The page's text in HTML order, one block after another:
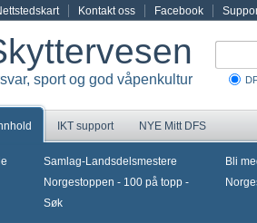
Kontakt oss Facebook
sport og god våpenkultur
IKT support NYE Mitt DFS
Samlag-Landsdelsmestere
Norgestoppen - 100 på topp -
Søk
Bli